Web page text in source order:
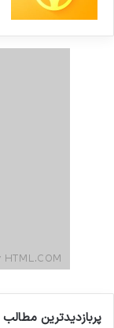
پربازدیدترین مطالب